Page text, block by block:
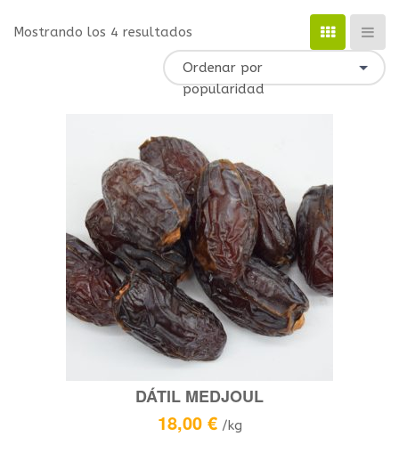
Mostrando los 4 resultados
Ordenar por
popularidad
DÁTIL MEDJOUL
18,00 €/kg